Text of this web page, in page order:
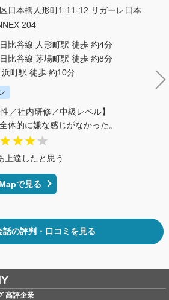
日本橋人形町1-11-12 リガーレ日本
204
比谷線 人形町駅 徒歩 約4分
比谷線 茅場町駅 徒歩 約8分
町駅 徒歩 約10分
性／社内研修／中級レベル】
体的に嫌な感じがなかった。
上達したと思う
で見る
話の評判・口コミを見る
高評企業